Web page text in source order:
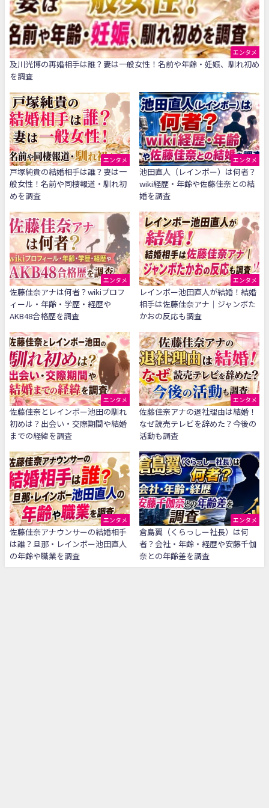
エンタメ
及川光博の再婚相手は誰？妻は一般女性！名前や年齢・妊娠、馴れ初め
を調査
エンタメ
戸塚純貴の結婚相手は誰？妻は一
般女性！名前や同棲報道・馴れ初
めを調査
エンタメ
池田直人（レインボー）は何者？
wiki経歴・年齢や佐藤佳奈との結
婚を調査
エンタメ
佐藤佳奈アナは何者？wikiプロフ
ィール・年齢・学歴・経歴や
AKB48合格歴を調査
エンタメ
レインボー池田直人が結婚！結婚
相手は佐藤佳奈アナ｜ジャンボた
かおの反応も調査
エンタメ
佐藤佳奈とレインボー池田の馴れ
初めは？出会い・交際期間や結婚
までの経緯を調査
エンタメ
佐藤佳奈アナの退社理由は結婚！
なぜ読売テレビを辞めた？今後の
活動も調査
エンタメ
佐藤佳奈アナウンサーの結婚相手
は誰？旦那・レインボー池田直人
の年齢や職業を調査
エンタメ
倉島翼（くらっしー社長）は何
者？会社・年齢・経歴や安藤千伽
奈との年齢差を調査